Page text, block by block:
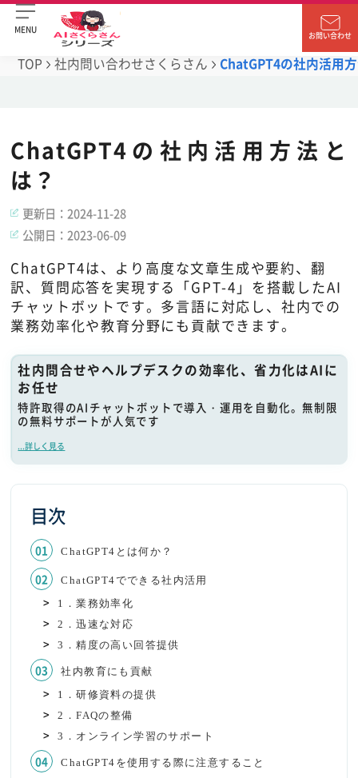
MENU
お問い合わせ
TOP 社内問い合わせさくらさん ChatGPT4の社内活用
ChatGPT4の社内活用方法と
は？
更新日：2024-11-28
公開日：2023-06-09
ChatGPT4は、より高度な文章生成や要約、翻
訳、質問応答を実現する「GPT-4」を搭載したAI
チャットボットです。多言語に対応し、社内での
業務効率化や教育分野にも貢献できます。
社内問合せやヘルプデスクの効率化、省力化はAIに
お任せ
特許取得のAIチャットボットで導入・運用を自動化。無制限
の無料サポートが人気です
...詳しく見る
目次
ChatGPT4とは何か？
ChatGPT4でできる社内活用
1．業務効率化
2．迅速な対応
3．精度の高い回答提供
社内教育にも貢献
1．研修資料の提供
2．FAQの整備
3．オンライン学習のサポート
ChatGPT4を使用する際に注意すること